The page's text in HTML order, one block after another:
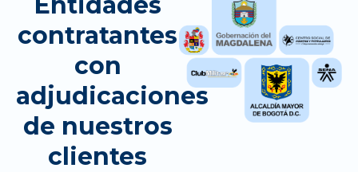
contratantes
con
adjudicaciones
de nuestros
clientes